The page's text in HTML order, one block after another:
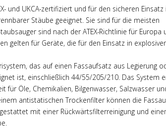
und UKCA-zertifiziert und für den sicheren Einsatz
Stäube geeignet. Sie sind für die meisten
sind nach der ATEX-Richtlinie für Europa
gelten für Geräte, die für den Einsatz in
das auf einen Fassaufsatz aus Legierung
ist, einschließlich 44/55/205/210. Das System
Öle, Chemikalien, Bilgenwasser, Salzwasser
antistatischen Trockenfilter können die
mit einer Rückwärtsfilterreinigung und